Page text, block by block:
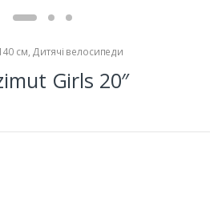
см, Дитячі велосипеди
Girls 20″